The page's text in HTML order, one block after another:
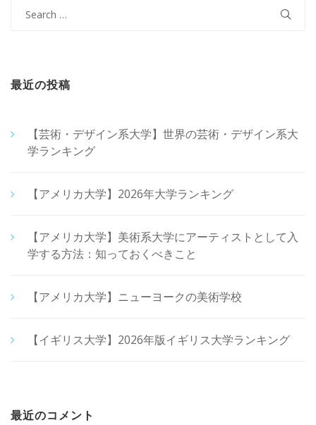
for:
最近の投稿
【芸術・デザイン系大学】世界の芸術・デザイン系大
学ランキング
【アメリカ大学】2026年大学ランキング
【アメリカ大学】美術系大学にアーティストとして入
学する方法：知っておくべきこと
【アメリカ大学】ニューヨークの美術学校
【イギリス大学】2026年版イギリス大学ランキング
最近のコメント